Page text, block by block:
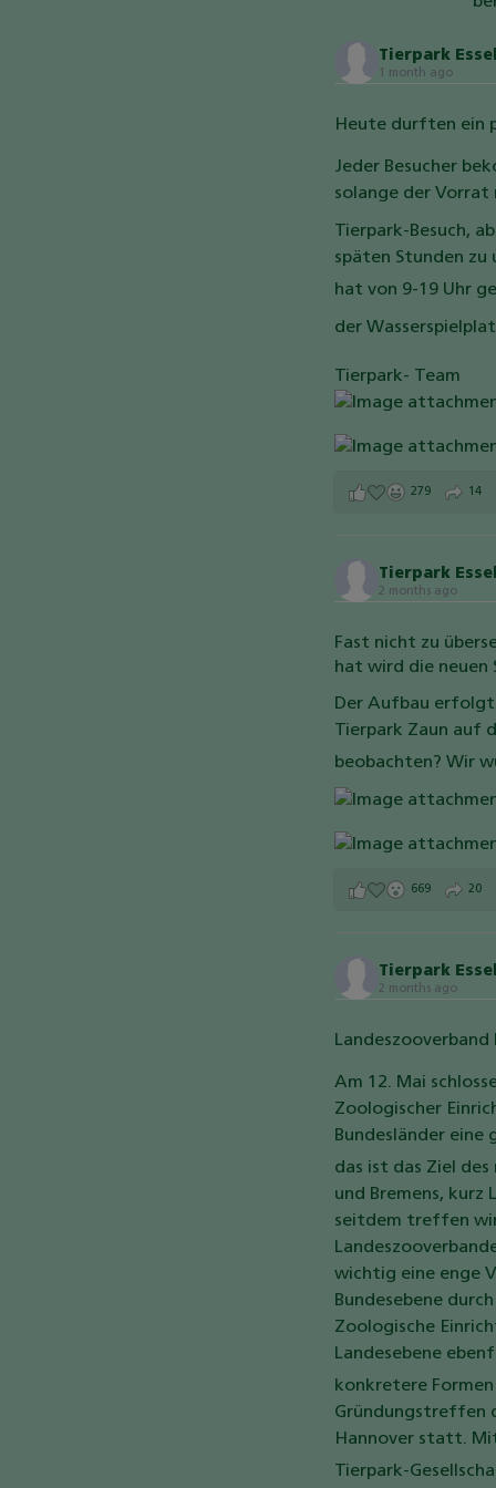
Tierpark
1 month ago
Heute durften ein
Jeder Besucher
solange der Vorrat
Tierpark-Besuch,
späten Stunden
hat von 9-19 Uhr
der
Tierpark- Team
279 14
Tierpark
2 months ago
Fast nicht zu
hat wird die neuen
Der Aufbau
Tierpark Zaun auf
beobachten? Wir
669 20
Tierpark
2 months ago
Am 12. Mai
Zoologischer
Bundesländer eine
das ist das Ziel
und Bremens, kurz
seitdem treffen wir
wichtig eine enge
Bundesebene
Zoologische
Landesebene
konkretere
Gründungstreffen
Hannover statt.
Tierpark-